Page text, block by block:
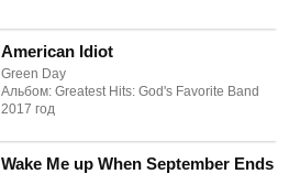
American Idiot
Green Day
Альбом: Greatest Hits: God's Favorite Band
2017 год
Wake Me up When September Ends